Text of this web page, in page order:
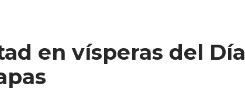
en vísperas del Día